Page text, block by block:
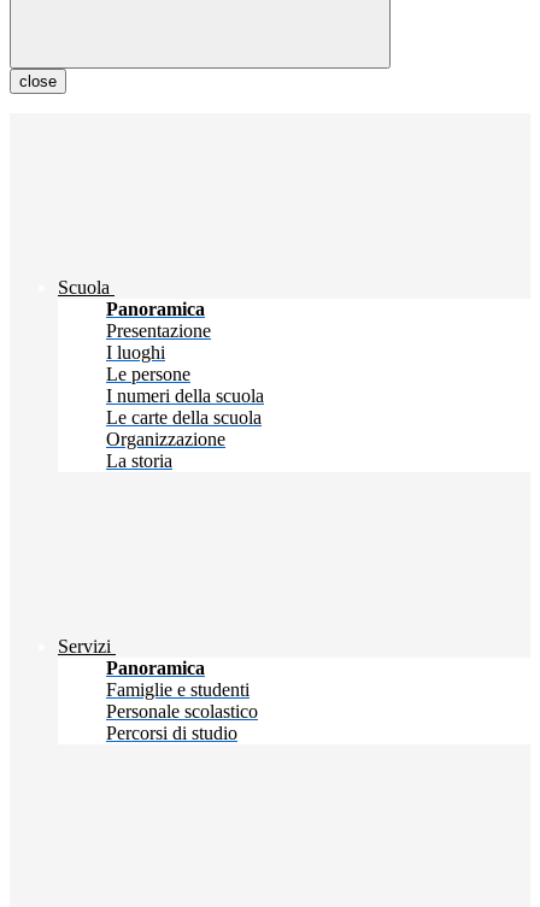
close
Scuola
Panoramica
Presentazione
I luoghi
Le persone
I numeri della scuola
Le carte della scuola
Organizzazione
La storia
Servizi
Panoramica
Famiglie e studenti
Personale scolastico
Percorsi di studio